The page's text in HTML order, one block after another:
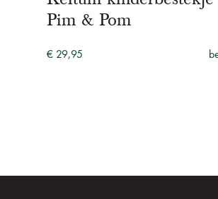
Pim & Pom
€ 29,95